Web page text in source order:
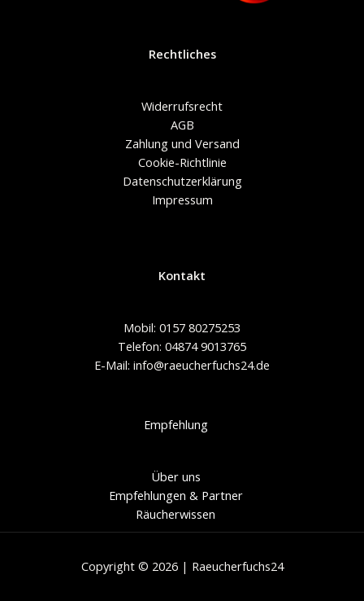
Rechtliches
Widerrufsrecht
AGB
Zahlung und Versand
Cookie-Richtlinie
Datenschutzerklärung
Impressum
Kontakt
Mobil: 0157 80275253
Telefon: 04874 9013765
E-Mail: info@raeucherfuchs24.de
Empfehlung
Über uns
Empfehlungen & Partner
Räucherwissen
Copyright © 2026 | Raeucherfuchs24